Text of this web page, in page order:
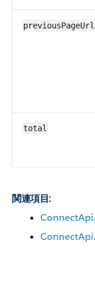
previousPageUrl
total
関連項目: